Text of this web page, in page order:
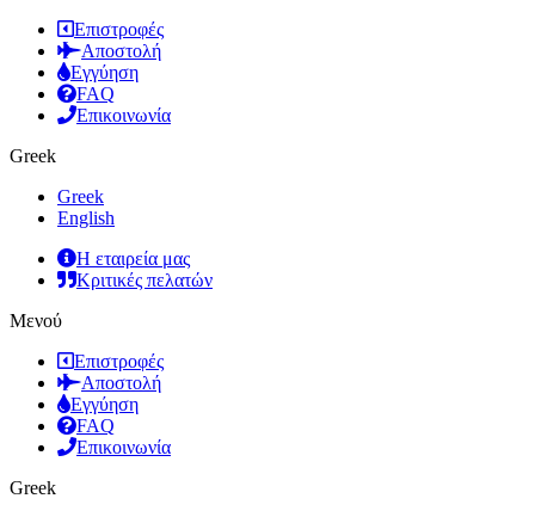
Επιστροφές
Αποστολή
Εγγύηση
FAQ
Επικοινωνία
Greek
Greek
English
Η εταιρεία μας
Κριτικές πελατών
Μενού
Επιστροφές
Αποστολή
Εγγύηση
FAQ
Επικοινωνία
Greek